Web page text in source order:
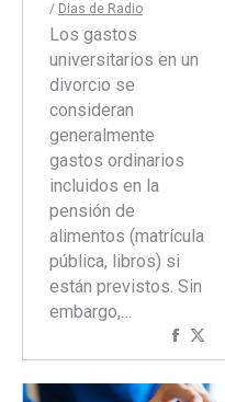
/ Dias de Radio
Los gastos
universitarios en un
divorcio se
consideran
generalmente
gastos ordinarios
incluidos en la
pensión de
alimentos (matrícula
pública, libros) si
están previstos. Sin
embargo,…
con